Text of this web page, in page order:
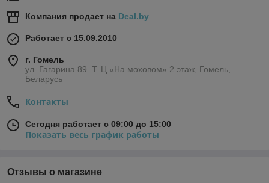
Компания продает на Deal.by
Работает с 15.09.2010
г. Гомель
ул. Гагарина 89. Т. Ц «На моховом» 2 этаж, Гомель,
Беларусь
Контакты
Сегодня работает с 09:00 до 15:00
Показать весь график работы
Отзывы о магазине